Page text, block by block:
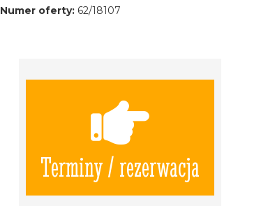
Numer oferty:62/18107
Terminy / rezerwacja